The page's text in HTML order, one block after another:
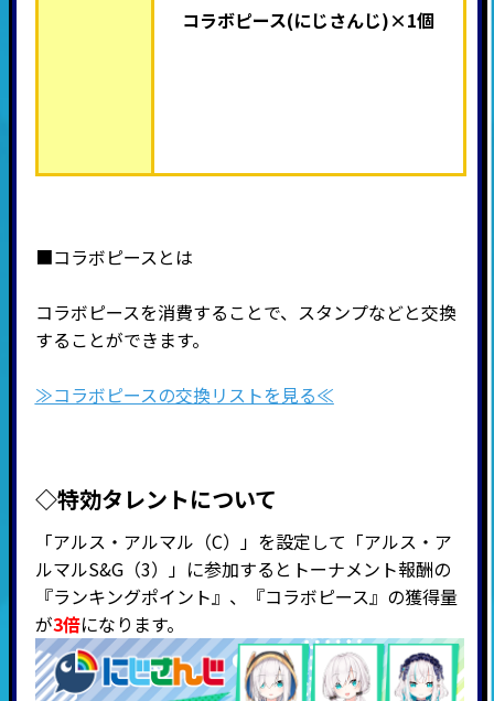
コラボピース(にじさんじ)×1個
■コラボピースとは
コラボピースを消費することで、スタンプなどと交換
することができます。
≫コラボピースの交換リストを見る≪
◇特効タレントについて
「アルス・アルマル（C）」を設定して「アルス・ア
ルマルS&G（3）」に参加するとトーナメント報酬の
『ランキングポイント』、『コラボピース』の獲得量
が3倍になります。